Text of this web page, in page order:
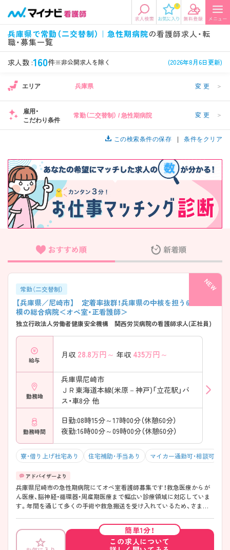
0
兵庫県で常勤（二交替制）｜急性期病院の看護師求人・転
職・募集一覧
求人数 :160件※非公開求人を除く (2026年8月6日更新)
エリアから探す
エリアから探す
関東
東海 関西
九州・沖縄
希望の求人条件を選択
資格
施設形態
病院、クリニック・診療所など
担当業務
病棟、外来など
美容外科、
循環器内科など
未経験歓迎、
土日祝休みなど
年収
年収500万円以上など 正社員、契約社員など
フリーワード検索
エリア 兵庫県 変更 ＞
雇用・
こだわり条件
常勤（二交替制） / 急性期病院 変更 ＞
この検索条件の保存 条件をクリア
おすすめ順 新着順
常勤（二交替制）
【兵庫県／尼崎市】 定着率抜群！兵庫県の中核を担う600床規
模の総合病院＜オペ室・正看護師＞
独立行政法人労働者健康安全機構 関西労災病院の看護師求人(正社員)
給与
月収 28.8万円～ 年収 435万円～
勤務地
兵庫県尼崎市
ＪＲ東海道本線(米原－神戸)「立花駅」バ
ス・車8分 他
勤務時間
日勤:08時15分～17時00分（休憩60分）
夜勤:16時00分～09時00分（休憩60分）
寮・借り上げ社宅あり 住宅補助・手当あり マイカー通勤可・相談可
兵庫県尼崎市の急性期病院にてオペ室看護師募集です！救急医療からが
ん医療、脳神経・循環器・周産期医療まで幅広い診療領域に対応していま
す。年間を通じて多くの手術や救急搬送を受け入れているため、さまざ
や入職時からの有給休暇付与など、働きやすさにも配慮されています。
住宅手当や看護師寮といった生活面のサポートも整っており、長く安心
してキャリアを築きやすい点も魅力です。認定看護師や専門資格取得を
簡単1分！
この求人について